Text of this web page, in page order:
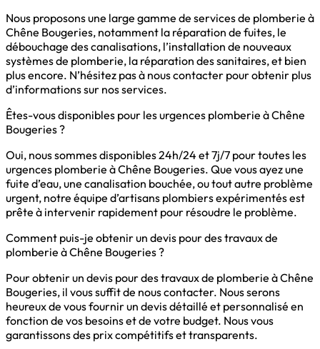
Nous proposons une large gamme de services de plomberie à
Chêne Bougeries, notamment la réparation de fuites, le
débouchage des canalisations, l’installation de nouveaux
systèmes de plomberie, la réparation des sanitaires, et bien
plus encore. N’hésitez pas à nous contacter pour obtenir plus
d’informations sur nos services.
Êtes-vous disponibles pour les urgences plomberie à Chêne
Bougeries ?
Oui, nous sommes disponibles 24h/24 et 7j/7 pour toutes les
urgences plomberie à Chêne Bougeries. Que vous ayez une
fuite d’eau, une canalisation bouchée, ou tout autre problème
urgent, notre équipe d’artisans plombiers expérimentés est
prête à intervenir rapidement pour résoudre le problème.
Comment puis-je obtenir un devis pour des travaux de
plomberie à Chêne Bougeries ?
Pour obtenir un devis pour des travaux de plomberie à Chêne
Bougeries, il vous suffit de nous contacter. Nous serons
heureux de vous fournir un devis détaillé et personnalisé en
fonction de vos besoins et de votre budget. Nous vous
garantissons des prix compétitifs et transparents.